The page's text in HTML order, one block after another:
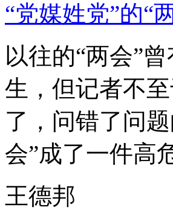
“党媒姓党”的“
以往的“两会”
生，但记者不
了，问错了问
会”成了一件高
王德邦